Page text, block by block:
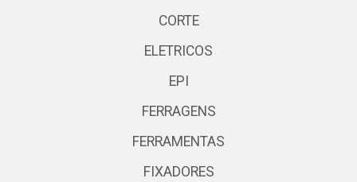
CORTE
ELETRICOS
EPI
FERRAGENS
FERRAMENTAS
FIXADORES